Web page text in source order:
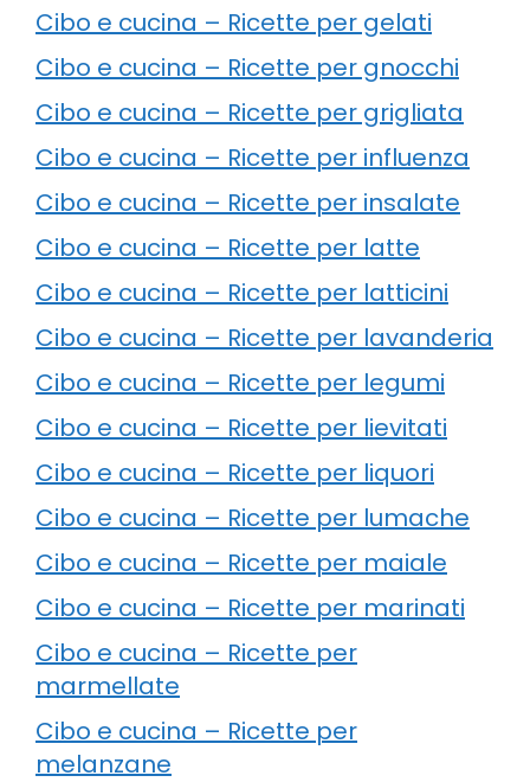
Cibo e cucina – Ricette per gelati
Cibo e cucina – Ricette per gnocchi
Cibo e cucina – Ricette per grigliata
Cibo e cucina – Ricette per influenza
Cibo e cucina – Ricette per insalate
Cibo e cucina – Ricette per latte
Cibo e cucina – Ricette per latticini
Cibo e cucina – Ricette per lavanderia
Cibo e cucina – Ricette per legumi
Cibo e cucina – Ricette per lievitati
Cibo e cucina – Ricette per liquori
Cibo e cucina – Ricette per lumache
Cibo e cucina – Ricette per maiale
Cibo e cucina – Ricette per marinati
Cibo e cucina – Ricette per
marmellate
Cibo e cucina – Ricette per
melanzane